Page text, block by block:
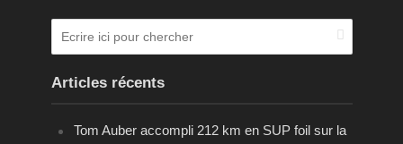
Articles récents
Tom Auber accompli 212 km en SUP foil sur la